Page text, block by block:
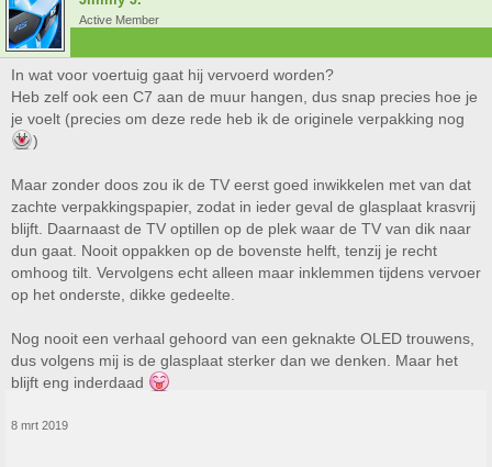
Active Member
In wat voor voertuig gaat hij vervoerd worden?
Heb zelf ook een C7 aan de muur hangen, dus snap precies hoe je
je voelt (precies om deze rede heb ik de originele verpakking nog
)
Maar zonder doos zou ik de TV eerst goed inwikkelen met van dat
zachte verpakkingspapier, zodat in ieder geval de glasplaat krasvrij
blijft. Daarnaast de TV optillen op de plek waar de TV van dik naar
dun gaat. Nooit oppakken op de bovenste helft, tenzij je recht
omhoog tilt. Vervolgens echt alleen maar inklemmen tijdens vervoer
op het onderste, dikke gedeelte.
Nog nooit een verhaal gehoord van een geknakte OLED trouwens,
dus volgens mij is de glasplaat sterker dan we denken. Maar het
blijft eng inderdaad
8 mrt 2019